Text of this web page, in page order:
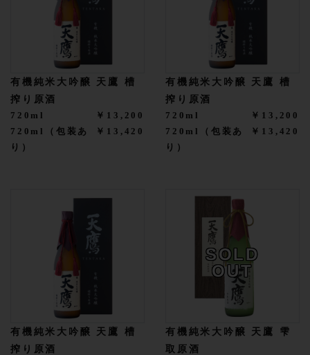
有機純米大吟醸 天鷹 槽
搾り原酒
720ml
￥13,200
720ml（包装あ
り）
￥13,420
有機純米大吟醸 天鷹 槽
搾り原酒
720ml
￥13,200
720ml（包装あ
り）
￥13,420
有機純米大吟醸 天鷹 槽
搾り原酒
SOLD
OUT
有機純米大吟醸 天鷹 雫
取原酒